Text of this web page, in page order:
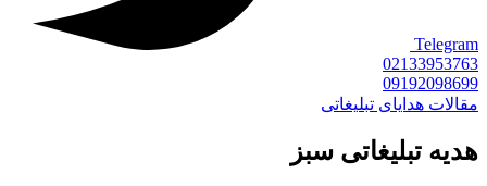
Telegram
02133953763
09192098699
مقالات هدایای تبلیغاتی
هدیه تبلیغاتی سبز